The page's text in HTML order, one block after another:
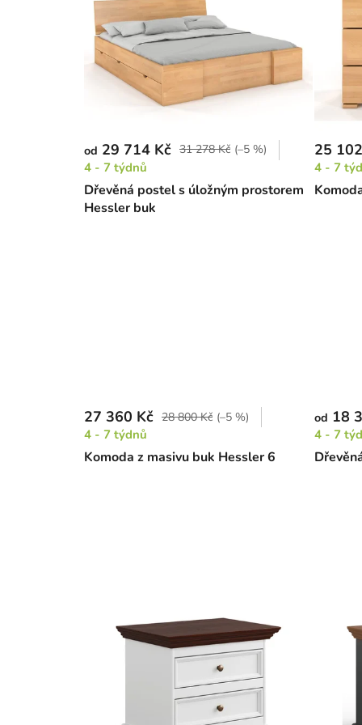
Dřevěná postel s úložným prostorem
Hessler buk
od 29 714 Kč 31 278 Kč (–5 %)
4 - 7 týdnů
25
4 - 7
Komoda z masivu buk Hessler 6
27 360 Kč 28 800 Kč (–5 %)
4 - 7 týdnů
od 18
4 - 7